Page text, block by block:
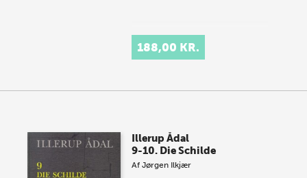
188,00 KR.
Illerup Ådal
9-10. Die Schilde
AfJørgen Ilkjær